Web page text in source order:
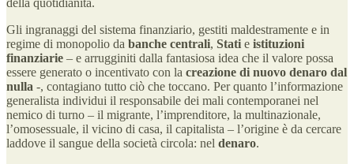
della quotidianità.
Gli ingranaggi del sistema finanziario, gestiti maldestramente e in
regime di monopolio da banche centrali, Stati e istituzioni
finanziarie – e arrugginiti dalla fantasiosa idea che il valore possa
essere generato o incentivato con la creazione di nuovo denaro dal
nulla -, contagiano tutto ciò che toccano. Per quanto l’informazione
generalista individui il responsabile dei mali contemporanei nel
nemico di turno – il migrante, l’imprenditore, la multinazionale,
l’omosessuale, il vicino di casa, il capitalista – l’origine è da cercare
laddove il sangue della società circola: nel denaro.